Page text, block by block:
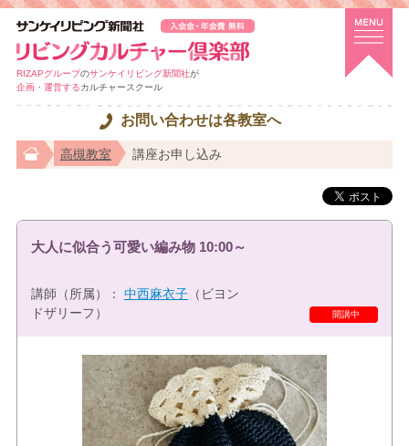
RIZAPグループのサンケイリビング新聞社が
企画・運営するカルチャースクール
お問い合わせは各教室へ
高槻教室 講座お申し込み
開講中
大人に似合う可愛い編み物 10:00～
講師（所属）： 中西麻衣子（ビヨン
ドザリーフ）